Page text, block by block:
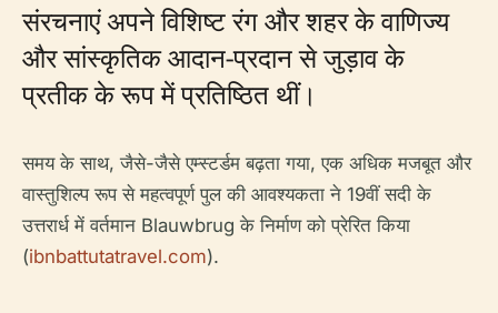
संरचनाएं अपने विशिष्ट रंग और शहर के वाणिज्य
और सांस्कृतिक आदान-प्रदान से जुड़ाव के
प्रतीक के रूप में प्रतिष्ठित थीं।
समय के साथ, जैसे-जैसे एम्स्टर्डम बढ़ता गया, एक अधिक मजबूत और
वास्तुशिल्प रूप से महत्वपूर्ण पुल की आवश्यकता ने 19वीं सदी के
उत्तरार्ध में वर्तमान Blauwbrug के निर्माण को प्रेरित किया
(ibnbattutatravel.com).